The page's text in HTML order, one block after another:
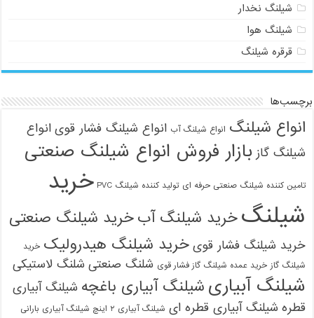
شیلنگ نخدار
شیلنگ هوا
قرقره شیلنگ
برچسب‌ها
انواع شیلنگ انواع شیلنگ آب انواع شیلنگ فشار قوی انواع
شیلنگ گاز بازار فروش انواع شیلنگ صنعتی
تامین کننده شیلنگ صنعتی حرفه ای تولید کننده شیلنگ PVC
خرید
شیلنگخرید شیلنگ آبخرید شیلنگ صنعتی
خرید شیلنگ فشار قوی خرید شیلنگ هیدرولیک خرید
شیلنگ گاز خرید عمده شیلنگ گاز فشار قوی شلنگ صنعتی شلنگ لاستیکی
شیلنگ آبیاری شیلنگ آبیاری باغچه شیلنگ آبیاری
قطره شیلنگ آبیاری قطره ای شیلنگ آبیاری ۲ اینچ شیلنگ آبیاری بارانی